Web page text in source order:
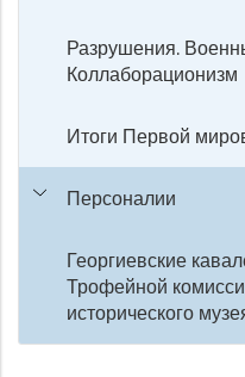
Разрушения.
Коллаборационизм
Итоги Первой
Персоналии
Георгиевские
Трофейной
исторического